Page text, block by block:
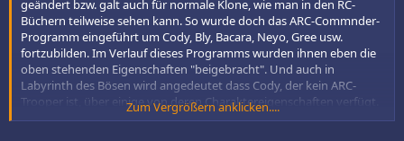
geändert bzw. galt auch für normale Klone, wie man in den RC-
Büchern teilweise sehen kann. So wurde doch das ARC-Commnder-
Programm eingeführt um Cody, Bly, Bacara, Neyo, Gree usw.
fortzubilden. Im Verlauf dieses Programms wurden ihnen eben die
oben stehenden Eigenschaften "beigebracht". Und auch in
Labyrinth des Bösen wird angedeutet dass Cody, der kein ARC-
Trooper ist, über einige von deren Charaktereigenschaften verfügt.
Zum Vergrößern anklicken....